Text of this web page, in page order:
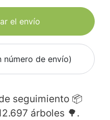
el envío
número de envío)
seguimiento 📦
árboles 🌳.